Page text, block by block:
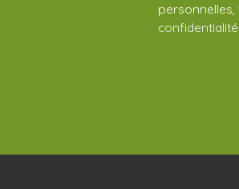
personnelles,
confidentialité